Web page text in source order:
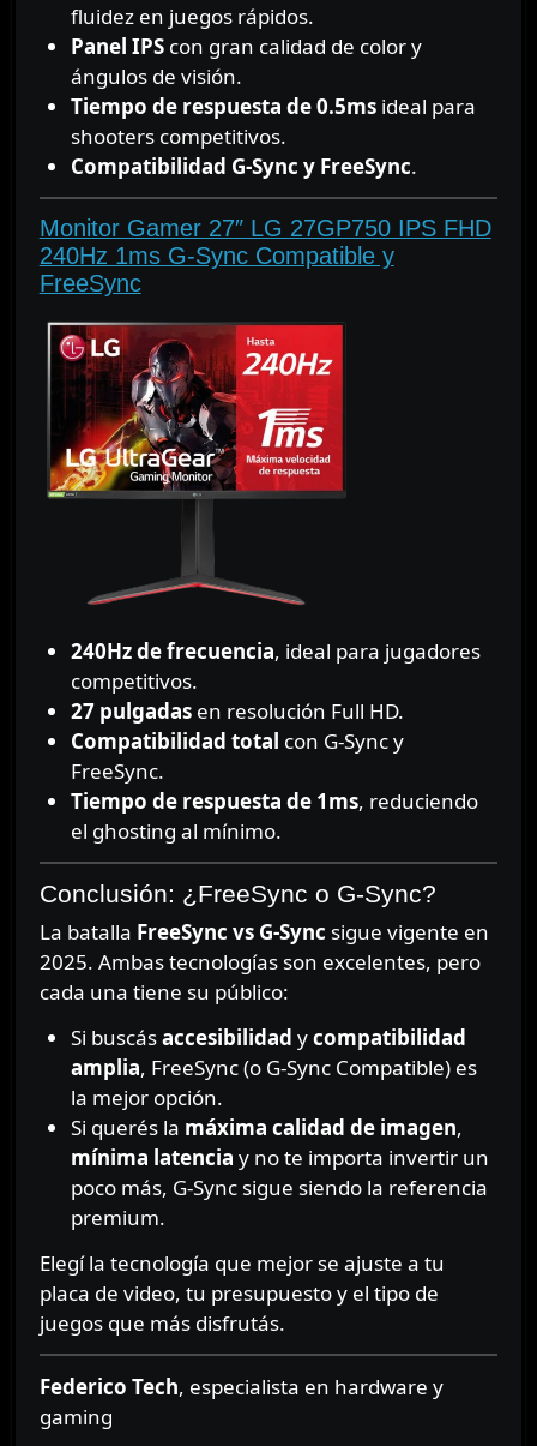
fluidez en juegos rápidos.
Panel IPScon gran calidad de color y
ángulos de visión.
Tiempo de respuesta de 0.5msideal para
shooters competitivos.
Compatibilidad G-Sync y FreeSync.
Monitor Gamer 27″ LG 27GP750 IPS FHD
240Hz 1ms G-Sync Compatible y
FreeSync
240Hz de frecuencia, ideal para jugadores
competitivos.
27 pulgadasen resolución Full HD.
Compatibilidad total con G-Sync y
FreeSync.
Tiempo de respuesta de 1ms, reduciendo
el ghosting al mínimo.
Conclusión: ¿FreeSync o G-Sync?
La batalla FreeSync vs G-Sync sigue vigente en
2025. Ambas tecnologías son excelentes, pero
cada una tiene su público:
Si buscásaccesibilidad ycompatibilidad
amplia, FreeSync (o G-Sync Compatible) es
la mejor opción.
Si querés la máxima calidad de imagen,
mínima latencia y no te importa invertir un
poco más, G-Sync sigue siendo la referencia
premium.
Elegí la tecnología que mejor se ajuste a tu
placa de video, tu presupuesto y el tipo de
juegos que más disfrutás.
Federico Tech, especialista en hardware y
gaming